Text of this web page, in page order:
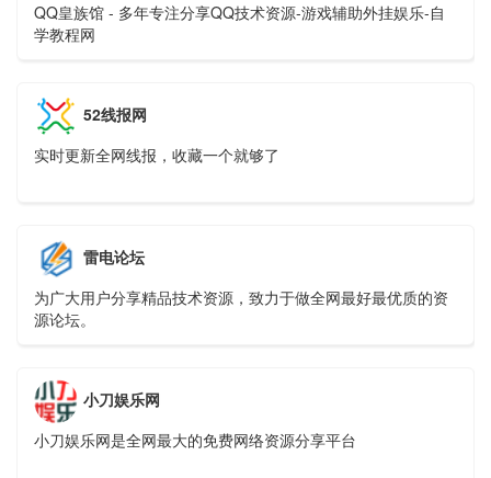
QQ皇族馆 - 多年专注分享QQ技术资源-游戏辅助外挂娱乐-自
学教程网
52线报网
实时更新全网线报，收藏一个就够了
雷电论坛
为广大用户分享精品技术资源，致力于做全网最好最优质的资
源论坛。
小刀娱乐网
小刀娱乐网是全网最大的免费网络资源分享平台